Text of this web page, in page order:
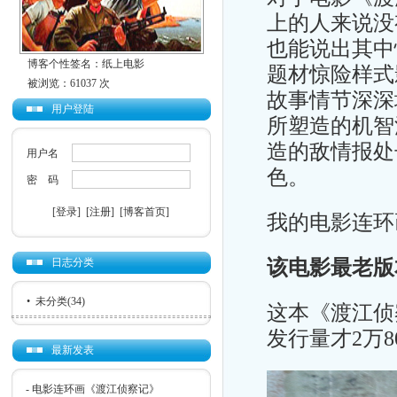
博客个性签名：纸上电影
被浏览：61037 次
用户登陆
用户名
密 码
[登录] [注册] [博客首页]
日志分类
• 未分类(34)
最新发表
- 电影连环画《渡江侦察记》
上的人来说
也能说出其
题材惊险样
故事情节深
所塑造的机
造的敌情报
色。
我的电影连
该电影最老
这本《渡江
发行量才2万